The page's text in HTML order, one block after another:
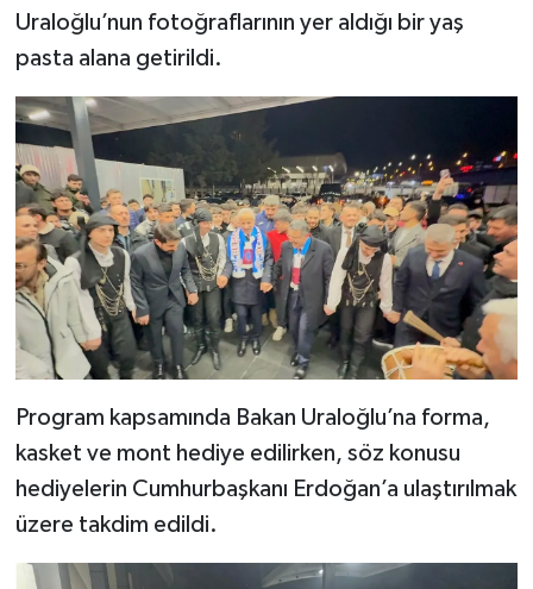
Uraloğlu’nun fotoğraflarının yer aldığı bir yaş
pasta alana getirildi.
Program kapsamında Bakan Uraloğlu’na forma,
kasket ve mont hediye edilirken, söz konusu
hediyelerin Cumhurbaşkanı Erdoğan’a ulaştırılmak
üzere takdim edildi.